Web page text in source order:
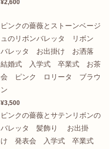
¥2,600
ピンクの薔薇とストーンベージ
ュのリボンバレッタ リボン
バレッタ お出掛け お洒落
結婚式 入学式 卒業式 お茶
会 ピンク ロリータ ブラウ
ン
¥3,500
ピンクの薔薇とサテンリボンの
バレッタ 髪飾り お出掛
け 発表会 入学式 卒業式